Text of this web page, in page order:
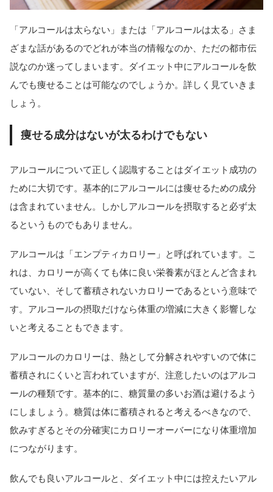
「アルコールは太らない」または「アルコールは太る」さま
ざまな話があるのでどれが本当の情報なのか、ただの都市伝
説なのか迷ってしまいます。ダイエット中にアルコールを飲
んでも痩せることは可能なのでしょうか。詳しく見ていきま
しょう。
痩せる成分はないが太るわけでもない
アルコールについて正しく認識することはダイエット成功の
ために大切です。基本的にアルコールには痩せるための成分
は含まれていません。しかしアルコールを摂取すると必ず太
るというものでもありません。
アルコールは「エンプティカロリー」と呼ばれています。こ
れは、カロリーが高くても体に良い栄養素がほとんど含まれ
ていない、そして蓄積されないカロリーであるという意味で
す。アルコールの摂取だけなら体重の増減に大きく影響しな
いと考えることもできます。
アルコールのカロリーは、熱として分解されやすいので体に
蓄積されにくいと言われていますが、注意したいのはアルコ
ールの種類です。基本的に、糖質量の多いお酒は避けるよう
にしましょう。糖質は体に蓄積されると考えるべきなので、
飲みすぎるとその分確実にカロリーオーバーになり体重増加
につながります。
飲んでも良いアルコールと、ダイエット中には控えたいアル